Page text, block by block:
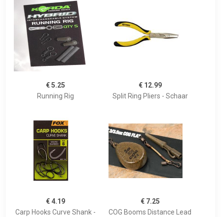
€ 5.25
Running Rig
€ 12.99
Split Ring Pliers - Schaar
€ 4.19
Carp Hooks Curve Shank -
€ 7.25
COG Booms Distance Lead